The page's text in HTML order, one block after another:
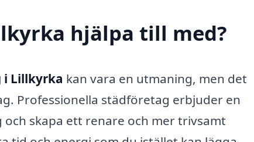
hjälpa till med?
i Lillkyrka kan vara en utmaning, men det
Professionella städföretag erbjuder en
skapa ett renare och mer trivsamt